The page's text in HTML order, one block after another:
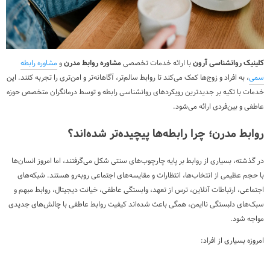
کلینیک روانشناسی آرونبا ارائه خدمات تخصصیمشاوره روابط مدرنو مشاوره رابطه
سمی، به افراد و زوج‌ها کمک می‌کند تا روابط سالم‌تر، آگاهانه‌تر و امن‌تری را تجربه کنند. این
خدمات با تکیه بر جدیدترین رویکردهای روانشناسی رابطه و توسط درمانگران متخصص حوزه
عاطفی و بین‌فردی ارائه می‌شود.
روابط مدرن؛ چرا رابطه‌ها پیچیده‌تر شده‌اند؟
در گذشته، بسیاری از روابط بر پایه چارچوب‌های سنتی شکل می‌گرفتند، اما امروز انسان‌ها
با حجم عظیمی از انتخاب‌ها، انتظارات و مقایسه‌های اجتماعی روبه‌رو هستند. شبکه‌های
اجتماعی، ارتباطات آنلاین، ترس از تعهد، وابستگی عاطفی، خیانت دیجیتال، روابط مبهم و
سبک‌های دلبستگی ناایمن، همگی باعث شده‌اند کیفیت روابط عاطفی با چالش‌های جدیدی
مواجه شود.
امروزه بسیاری از افراد: